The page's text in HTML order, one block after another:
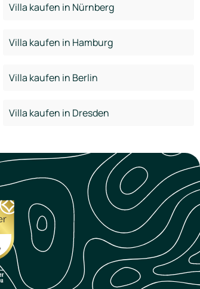
Villa kaufen in Nürnberg
Villa kaufen in Hamburg
Villa kaufen in Berlin
Villa kaufen in Dresden